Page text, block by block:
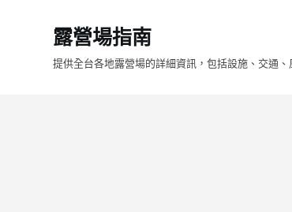
露營場指南
提供全台各地露營場的詳細資訊，包括設施、交通